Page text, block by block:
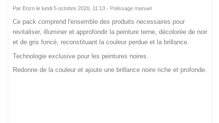
Par Enzo le lundi 5 octobre 2020, 11:13 - Polissage manuel
Ce pack comprend l'ensemble des produits necessaires pour
revitaliser, illuminer et approfondir la peinture terne, décolorée de noir
et de gris foncé, reconstituant la couleur perdue et la brillance.
Technologie exclusive pour les peintures noires.
Redonne de la couleur et ajoute une brillance noire riche et profonde.